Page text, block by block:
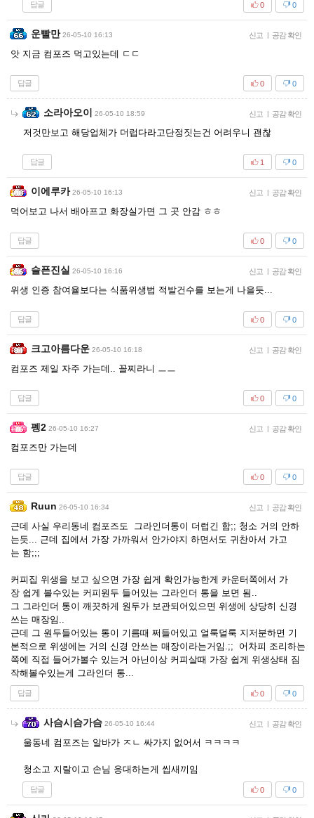
답글 0
0
운빨만 26-05-10 16:13 신고 | 공감 확인
앗 지금 컴포즈 먹고있는데 ㄷㄷ
답글 0
0
소라아오이 26-05-10 18:59 신고 | 공감 확인
저것만보고 해당업체가 더럽다라고단정짓는건 어려우니 괜찮
답글 0
1
이에루카 26-05-10 16:13 신고 | 공감 확인
먹어보고 나서 배아프고 화장실가면 그 곳 안감 ㅎㅎ
답글 0
0
슬픈진실 26-05-10 16:16 신고 | 공감 확인
위생 인증 참여율보다는 식품위생법 적발건수를 보는게 나을듯...
답글 0
0
크고아름다운 26-05-10 16:18 신고 | 공감 확인
컴포즈 제일 자주 가는데.. 꼴찌라니 ㅡㅡ
답글 0
0
펭2 26-05-10 16:27 신고 | 공감 확인
컴포즈만 가는데
답글 0
0
Ruun 26-05-10 16:34 신고 | 공감 확인
근데 사실 우리동네 컴포즈도 그라인더통이 더럽긴 함;; 청소 거의 안하
는듯... 근데 집에서 가장 가까워서 안가야지 하면서도 귀찬아서 가고
는 함;;;
커피집 위생을 보고 싶으면 가장 쉽게 확인가능한게 카운터쪽에서 가
장 쉽게 볼수있는 커피원두 들어있는 그라인더 통을 보면 됨..
그 그라인더 통이 깨끗하게 원두가 보관되어있으면 위생에 상당히 신경
쓰는 매장임..
근데 그 원두들어있는 통이 기름때 쩌들어있고 얼룩덜룩 지저분하면 기
본적으로 위생에는 거의 신경 안쓰는 매장이라는거임.;; 어차피 조리하는
쪽에 직접 들어가볼수 있는거 아닌이상 커피살때 가장 쉽게 위생상태 짐
작해볼수있는게 그라인더 통...
답글 0
0
사슴시슴가슴 26-05-10 16:44 신고 | 공감 확인
울동네 컴포즈는 알바가 ㅈㄴ 싸가지 없어서 ㅋㅋㅋㅋ
청소고 지랄이고 손님 응대하는게 씹새끼임
답글 0
0